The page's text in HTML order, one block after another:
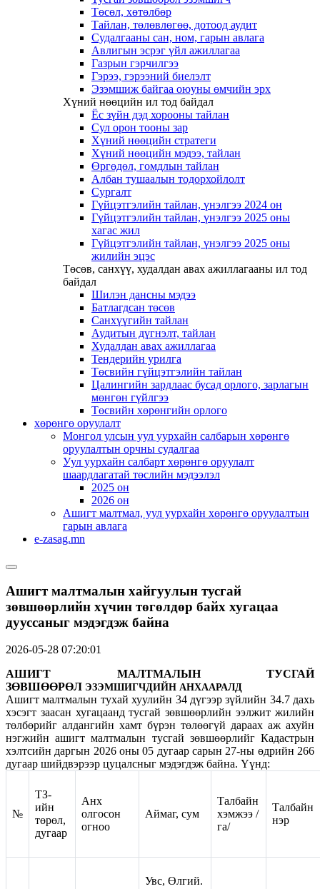
Төсөл, хөтөлбөр
Тайлан, төлөвлөгөө, дотоод аудит
Судалгааны сан, ном, гарын авлага
Авлигын эсрэг үйл ажиллагаа
Газрын гэрчилгээ
Гэрээ, гэрээний биелэлт
Эзэмшиж байгаа оюуны өмчийн эрх
Хүний нөөцийн ил тод байдал
Ёс зүйн дэд хорооны тайлан
Сул орон тооны зар
Хүний нөөцийн стратеги
Хүний нөөцийн мэдээ, тайлан
Өргөдөл, гомдлын тайлан
Албан тушаалын тодорхойлолт
Сургалт
Гүйцэтгэлийн тайлан, үнэлгээ 2024 он
Гүйцэтгэлийн тайлан, үнэлгээ 2025 оны
хагас жил
Гүйцэтгэлийн тайлан, үнэлгээ 2025 оны
жилийн эцэс
Төсөв, санхүү, худалдан авах ажиллагааны ил тод
байдал
Шилэн дансны мэдээ
Батлагдсан төсөв
Санхүүгийн тайлан
Аудитын дүгнэлт, тайлан
Худалдан авах ажиллагаа
Тендерийн урилга
Төсвийн гүйцэтгэлийн тайлан
Цалингийн зардлаас бусад орлого, зарлагын
мөнгөн гүйлгээ
Төсвийн хөрөнгийн орлого
хөрөнгө оруулалт
Монгол улсын уул уурхайн салбарын хөрөнгө
оруулалтын орчны судалгаа
Уул уурхайн салбарт хөрөнгө оруулалт
шаардлагатай төслийн мэдээлэл
2025 он
2026 он
Ашигт малтмал, уул уурхайн хөрөнгө оруулалтын
гарын авлага
e-zasag.mn
Ашигт малтмалын хайгуулын тусгай
зөвшөөрлийн хүчин төгөлдөр байх хугацаа
дууссаныг мэдэгдэж байна
2026-05-28 07:20:01
АШИГТ МАЛТМАЛЫН ТУСГАЙ
ЗӨВШӨӨРӨЛ ЭЗЭМШИГЧДИЙН АНХААРАЛД
Ашигт малтмалын тухай хуулийн 34 дүгээр зүйлийн 34.7 дахь
хэсэгт заасан хугацаанд тусгай зөвшөөрлийн ээлжит жилийн
төлбөрийг алдангийн хамт бүрэн төлөөгүй дараах аж ахуйн
нэгжийн ашигт малтмалын тусгай зөвшөөрлийг Кадастрын
хэлтсийн даргын 2026 оны 05 дугаар сарын 27-ны өдрийн 266
дугаар шийдвэрээр цуцалсныг мэдэгдэж байна. Үүнд:
№
ТЗ-
ийн
төрөл,
дугаар
Анх
олгосон
огноо
Аймаг, сум
Талбайн
хэмжээ /
га/
Талбайн
нэр
Увс, Өлгий.